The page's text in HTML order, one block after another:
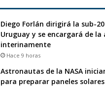
Diego Forlán dirigirá la sub-
Uruguay y se encargará de la
interinamente
Hace 9 horas
Astronautas de la NASA
para preparar paneles solares